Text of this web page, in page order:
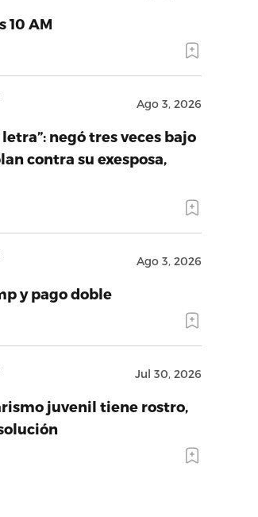
10 AM
Ago 3, 2026
letra”: negó tres veces bajo
contra su exesposa,
Ago 3, 2026
y pago doble
Jul 30, 2026
juvenil tiene rostro,